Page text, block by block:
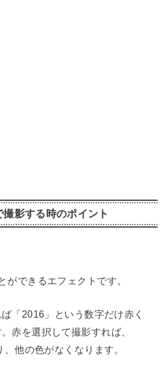
影する時のポイント
ができるエフェクトです。
「2016」という数字だけ赤く
赤を選択して撮影すれば、
他の色がなくなります。